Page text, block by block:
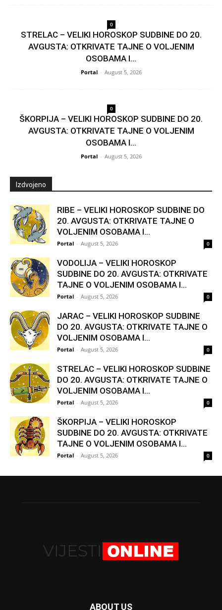
0
STRELAC – VELIKI HOROSKOP SUDBINE DO 20.
AVGUSTA: OTKRIVATE TAJNE O VOLJENIM
OSOBAMA I...
Portal - August 5, 2026
0
ŠKORPIJA – VELIKI HOROSKOP SUDBINE DO 20.
AVGUSTA: OTKRIVATE TAJNE O VOLJENIM
OSOBAMA I...
Portal - August 5, 2026
Izdvojeno
RIBE – VELIKI HOROSKOP SUDBINE DO
20. AVGUSTA: OTKRIVATE TAJNE O
VOLJENIM OSOBAMA I...
Portal - August 5, 2026 0
VODOLIJA – VELIKI HOROSKOP
SUDBINE DO 20. AVGUSTA: OTKRIVATE
TAJNE O VOLJENIM OSOBAMA I...
Portal - August 5, 2026 0
JARAC – VELIKI HOROSKOP SUDBINE
DO 20. AVGUSTA: OTKRIVATE TAJNE O
VOLJENIM OSOBAMA I...
Portal - August 5, 2026 0
STRELAC – VELIKI HOROSKOP SUDBINE
DO 20. AVGUSTA: OTKRIVATE TAJNE O
VOLJENIM OSOBAMA I...
Portal - August 5, 2026 0
ŠKORPIJA – VELIKI HOROSKOP
SUDBINE DO 20. AVGUSTA: OTKRIVATE
TAJNE O VOLJENIM OSOBAMA I...
Portal - August 5, 2026 0
ABOUT US